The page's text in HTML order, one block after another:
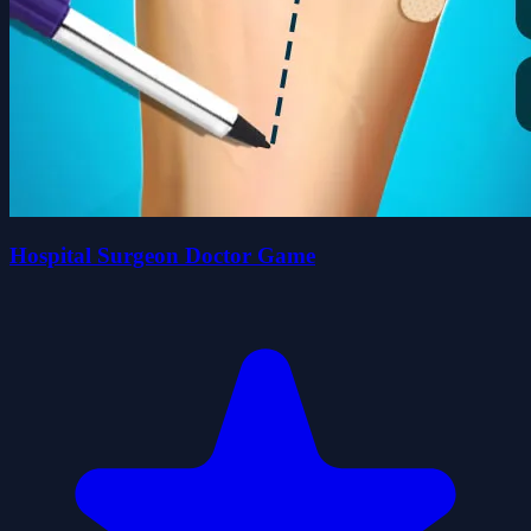
Hospital Surgeon Doctor Game